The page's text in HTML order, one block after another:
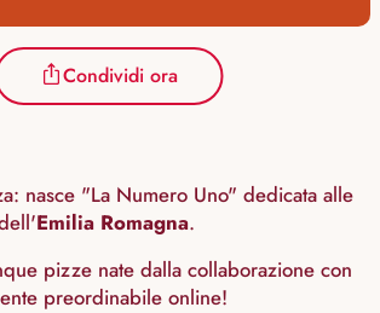
Condividi ora
nasce "La Numero Uno" dedicata alle
Emilia Romagna.
pizze nate dalla collaborazione con
preordinabile online!